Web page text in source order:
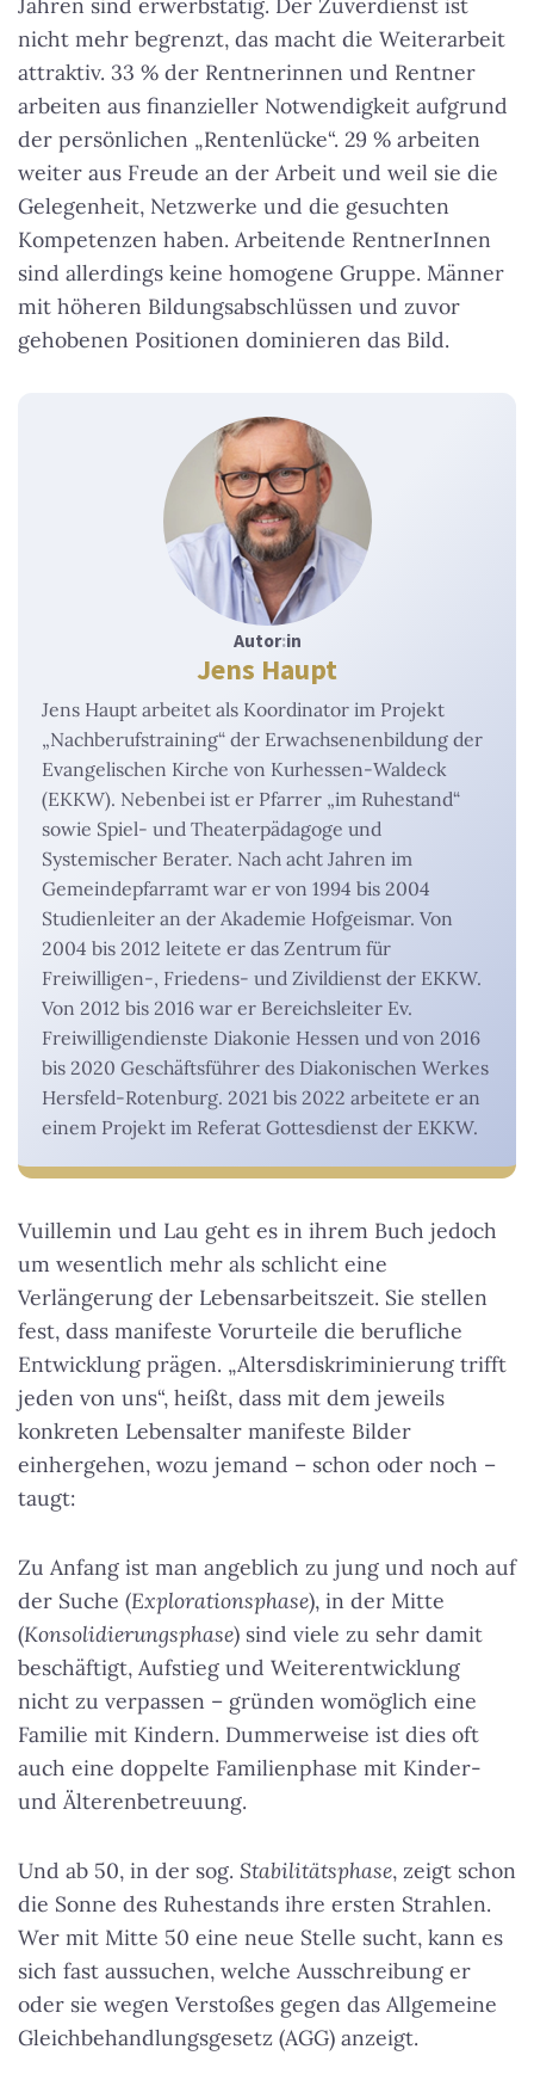
Jahren sind erwerbstätig. Der Zuverdienst ist
nicht mehr begrenzt, das macht die Weiterarbeit
attraktiv. 33 % der Rentnerinnen und Rentner
arbeiten aus finanzieller Notwendigkeit aufgrund
der persönlichen „Rentenlücke“. 29 % arbeiten
weiter aus Freude an der Arbeit und weil sie die
Gelegenheit, Netzwerke und die gesuchten
Kompetenzen haben. Arbeitende RentnerInnen
sind allerdings keine homogene Gruppe. Männer
mit höheren Bildungsabschlüssen und zuvor
gehobenen Positionen dominieren das Bild.
Autor:in
Jens Haupt
Jens Haupt arbeitet als Koordinator im Projekt
„Nachberufstraining“ der Erwachsenenbildung der
Evangelischen Kirche von Kurhessen-Waldeck
(EKKW). Nebenbei ist er Pfarrer „im Ruhestand“
sowie Spiel- und Theaterpädagoge und
Systemischer Berater. Nach acht Jahren im
Gemeindepfarramt war er von 1994 bis 2004
Studienleiter an der Akademie Hofgeismar. Von
2004 bis 2012 leitete er das Zentrum für
Freiwilligen-, Friedens- und Zivildienst der EKKW.
Von 2012 bis 2016 war er Bereichsleiter Ev.
Freiwilligendienste Diakonie Hessen und von 2016
bis 2020 Geschäftsführer des Diakonischen Werkes
Hersfeld-Rotenburg. 2021 bis 2022 arbeitete er an
einem Projekt im Referat Gottesdienst der EKKW.
Vuillemin und Lau geht es in ihrem Buch jedoch
um wesentlich mehr als schlicht eine
Verlängerung der Lebensarbeitszeit. Sie stellen
fest, dass manifeste Vorurteile die berufliche
Entwicklung prägen. „Altersdiskriminierung trifft
jeden von uns“, heißt, dass mit dem jeweils
konkreten Lebensalter manifeste Bilder
einhergehen, wozu jemand – schon oder noch –
taugt:
Zu Anfang ist man angeblich zu jung und noch auf
der Suche (Explorationsphase), in der Mitte
(Konsolidierungsphase) sind viele zu sehr damit
beschäftigt, Aufstieg und Weiterentwicklung
nicht zu verpassen – gründen womöglich eine
Familie mit Kindern. Dummerweise ist dies oft
auch eine doppelte Familienphase mit Kinder-
und Älterenbetreuung.
Und ab 50, in der sog. Stabilitätsphase, zeigt schon
die Sonne des Ruhestands ihre ersten Strahlen.
Wer mit Mitte 50 eine neue Stelle sucht, kann es
sich fast aussuchen, welche Ausschreibung er
oder sie wegen Verstoßes gegen das Allgemeine
Gleichbehandlungsgesetz (AGG) anzeigt.